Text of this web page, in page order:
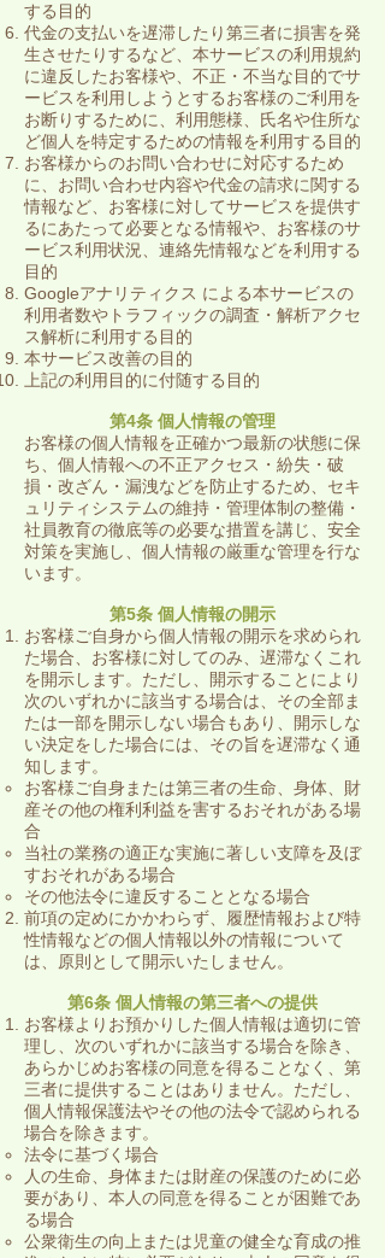
する目的
代金の支払いを遅滞したり第三者に損害を発
生させたりするなど、本サービスの利用規約
に違反したお客様や、不正・不当な目的でサ
ービスを利用しようとするお客様のご利用を
お断りするために、利用態様、氏名や住所な
ど個人を特定するための情報を利用する目的
お客様からのお問い合わせに対応するため
に、お問い合わせ内容や代金の請求に関する
情報など、お客様に対してサービスを提供す
るにあたって必要となる情報や、お客様のサ
ービス利用状況、連絡先情報などを利用する
目的
Googleアナリティクス による本サービスの
利用者数やトラフィックの調査・解析アクセ
ス解析に利用する目的
本サービス改善の目的
上記の利用目的に付随する目的​
第4条 個人情報の管理
お客様の個人情報を正確かつ最新の状態に保
ち、個人情報への不正アクセス・紛失・破
損・改ざん・漏洩などを防止するため、セキ
ュリティシステムの維持・管理体制の整備・
社員教育の徹底等の必要な措置を講じ、安全
対策を実施し、個人情報の厳重な管理を行な
います。
第5条 個人情報の開示
お客様ご自身から個人情報の開示を求められ
た場合、お客様に対してのみ、遅滞なくこれ
を開示します。ただし、開示することにより
次のいずれかに該当する場合は、その全部ま
たは一部を開示しない場合もあり、開示しな
い決定をした場合には、その旨を遅滞なく通
知します。
お客様ご自身または第三者の生命、身体、財
産その他の権利利益を害するおそれがある場
合
当社の業務の適正な実施に著しい支障を及ぼ
すおそれがある場合
その他法令に違反することとなる場合
前項の定めにかかわらず、履歴情報および特
性情報などの個人情報以外の情報について
は、原則として開示いたしません。
第6条 個人情報の第三者への提供
お客様よりお預かりした個人情報は適切に管
理し、次のいずれかに該当する場合を除き、
あらかじめお客様の同意を得ることなく、第
三者に提供することはありません。ただし、
個人情報保護法やその他の法令で認められる
場合を除きます。
法令に基づく場合
人の生命、身体または財産の保護のために必
要があり、本人の同意を得ることが困難であ
る場合
公衆衛生の向上または児童の健全な育成の推